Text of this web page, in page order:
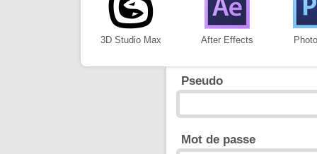
3D Studio Max After Effects
Pseudo
Mot de passe